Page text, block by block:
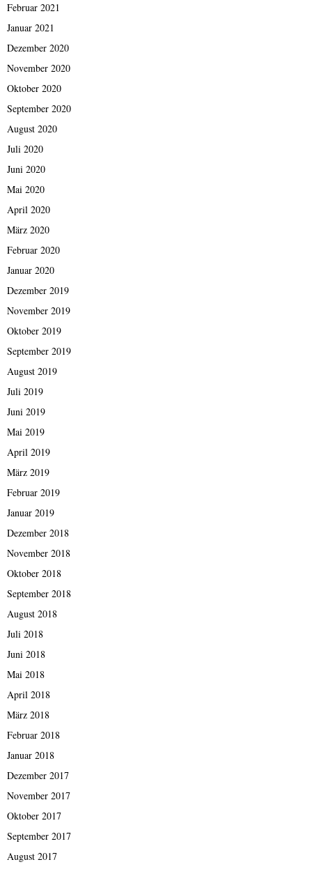
Februar 2021
Januar 2021
Dezember 2020
November 2020
Oktober 2020
September 2020
August 2020
Juli 2020
Juni 2020
Mai 2020
April 2020
März 2020
Februar 2020
Januar 2020
Dezember 2019
November 2019
Oktober 2019
September 2019
August 2019
Juli 2019
Juni 2019
Mai 2019
April 2019
März 2019
Februar 2019
Januar 2019
Dezember 2018
November 2018
Oktober 2018
September 2018
August 2018
Juli 2018
Juni 2018
Mai 2018
April 2018
März 2018
Februar 2018
Januar 2018
Dezember 2017
November 2017
Oktober 2017
September 2017
August 2017